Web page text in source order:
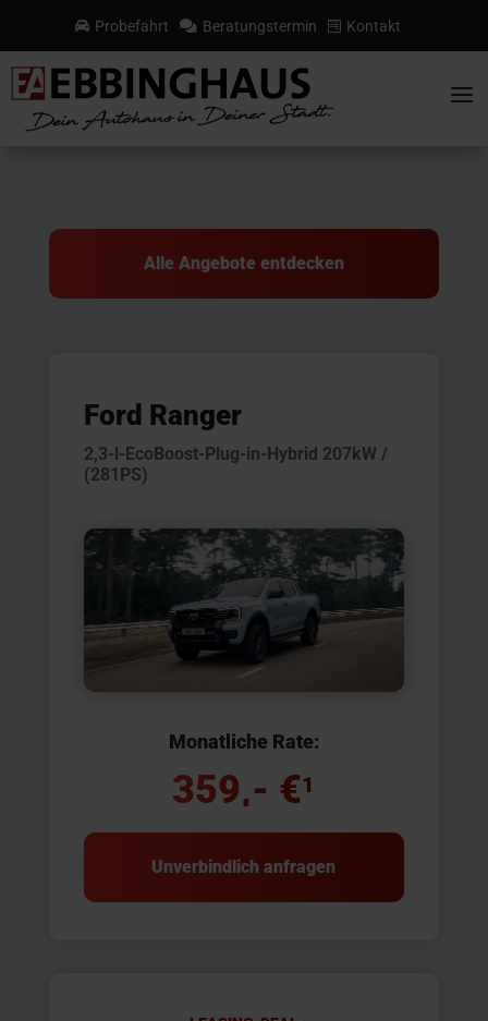
 Probefahrt  Beratungstermin  Kontakt
a
Alle Angebote entdecken
Ford Ranger
2,3-l-EcoBoost-Plug-in-Hybrid 207kW /
(281PS)
Monatliche Rate:
359,- €1
Unverbindlich anfragen